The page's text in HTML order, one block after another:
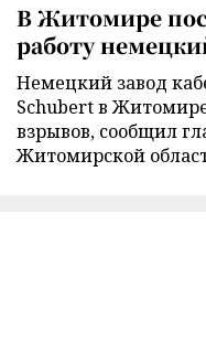
В Житомире
работу
Немецкий завод
Schubert в
взрывов, сообщил
Житомирской